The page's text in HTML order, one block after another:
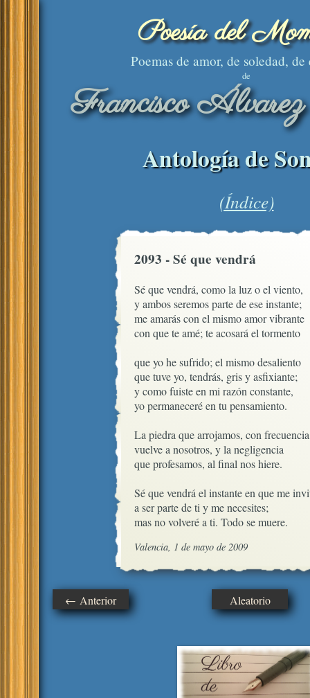
Poesía del
Poemas de amor, de soledad, de
de
Francisco
Antología de
(Índice)
2093 - Sé que vendrá
Sé que vendrá, como la luz o el viento,
y ambos seremos parte de ese instante;
me amarás con el mismo amor vibrante
con que te amé; te acosará el tormento
que yo he sufrido; el mismo desaliento
que tuve yo, tendrás, gris y asfixiante;
y como fuiste en mi razón constante,
yo permaneceré en tu pensamiento.
La piedra que arrojamos, con
vuelve a nosotros, y la negligencia
que profesamos, al final nos hiere.
Sé que vendrá el instante en que me
a ser parte de ti y me necesites;
mas no volveré a ti. Todo se muere.
Valencia, 1 de mayo de 2009
← Anterior Aleatorio